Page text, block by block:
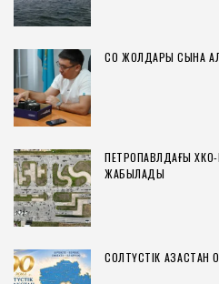
СҚО ЖОЛДАРЫ СЫНАҚ
ПЕТРОПАВЛДАҒЫ
ЖАБЫЛАДЫ
СОЛТҮСТІК